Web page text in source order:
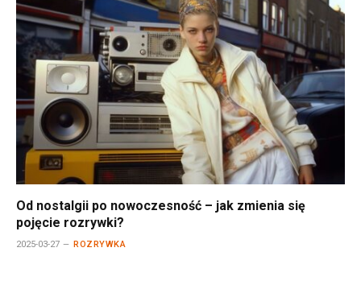
Od nostalgii po nowoczesność – jak zmienia się
pojęcie rozrywki?
2025-03-27 ROZRYWKA